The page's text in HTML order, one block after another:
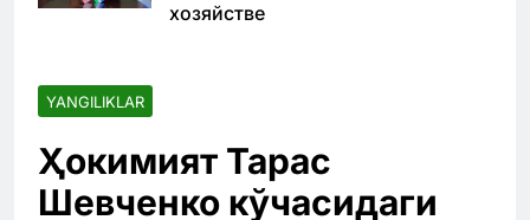
хозяйстве
YANGILIKLAR
Ҳокимият Тарас
Шевченко кўчасидаги